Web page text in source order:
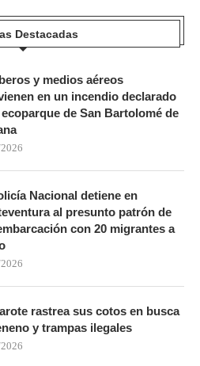
Destacadas
y medios aéreos
en un incendio declarado
de San Bartolomé de
Nacional detiene en
al presunto patrón de
con 20 migrantes a
rastrea sus cotos en busca
y trampas ilegales